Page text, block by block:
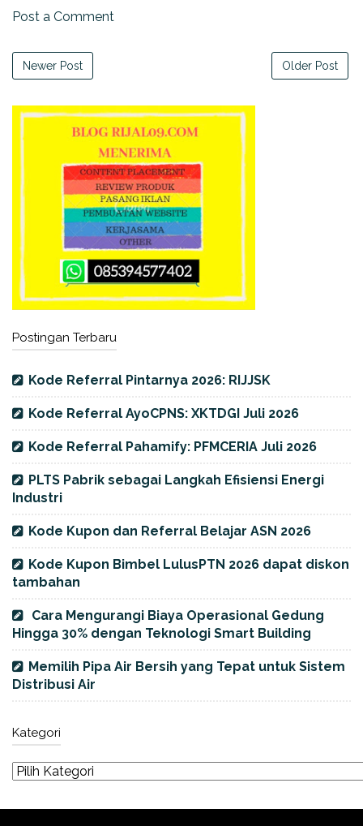
Post a Comment
Newer Post Older Post
Postingan Terbaru
Kode Referral Pintarnya 2026: RIJJSK
Kode Referral AyoCPNS: XKTDGI Juli 2026
Kode Referral Pahamify: PFMCERIA Juli 2026
PLTS Pabrik sebagai Langkah Efisiensi Energi
Industri
Kode Kupon dan Referral Belajar ASN 2026
Kode Kupon Bimbel LulusPTN 2026 dapat diskon
tambahan
Cara Mengurangi Biaya Operasional Gedung
Hingga 30% dengan Teknologi Smart Building
Memilih Pipa Air Bersih yang Tepat untuk Sistem
Distribusi Air
Kategori